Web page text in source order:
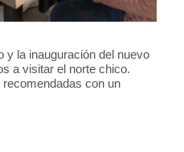
y la inauguración del nuevo
a visitar el norte chico.
con un